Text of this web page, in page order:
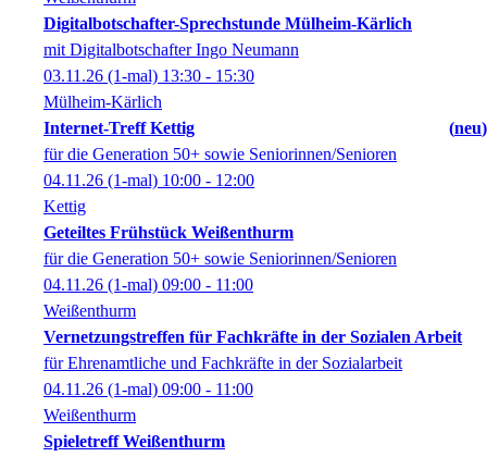
Digitalbotschafter-Sprechstunde Mülheim-Kärlich
mit Digitalbotschafter Ingo Neumann
03.11.26 (1-mal) 13:30 - 15:30
Mülheim-Kärlich
Internet-Treff Kettig
neu
für die Generation 50+ sowie Seniorinnen/Senioren
04.11.26 (1-mal) 10:00 - 12:00
Kettig
Geteiltes Frühstück Weißenthurm
für die Generation 50+ sowie Seniorinnen/Senioren
04.11.26 (1-mal) 09:00 - 11:00
Weißenthurm
Vernetzungstreffen für Fachkräfte in der Sozialen Arbeit
für Ehrenamtliche und Fachkräfte in der Sozialarbeit
04.11.26 (1-mal) 09:00 - 11:00
Weißenthurm
Spieletreff Weißenthurm